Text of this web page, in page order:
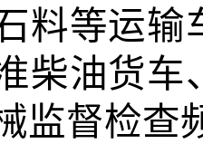
料等运输
柴油货车
监督检查